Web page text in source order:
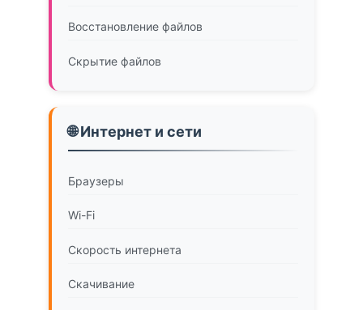
Восстановление файлов
Скрытие файлов
🌐 Интернет и сети
Браузеры
Wi-Fi
Скорость интернета
Скачивание